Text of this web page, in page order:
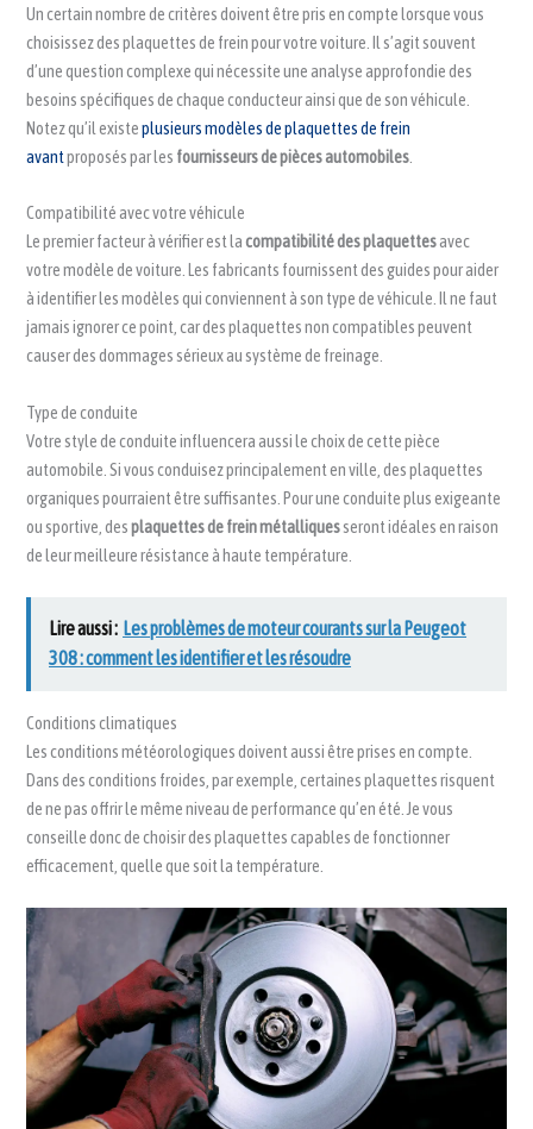
Un certain nombre de critères doivent être pris en compte lorsque vous
choisissez des plaquettes de frein pour votre voiture. Il s’agit souvent
d’une question complexe qui nécessite une analyse approfondie des
besoins spécifiques de chaque conducteur ainsi que de son véhicule.
Notez qu’il existeplusieurs modèles de plaquettes de frein
avantproposés par les fournisseurs de pièces automobiles
Compatibilité avec votre véhicule
Le premier facteur à vérifier est lacompatibilité des plaquettesavec
votre modèle de voiture. Les fabricants fournissent des guides pour aider
à identifier les modèles qui conviennent à son type de véhicule. Il ne faut
jamais ignorer ce point, car des plaquettes non compatibles peuvent
causer des dommages sérieux au système de freinage.
Type de conduite
Votre style de conduite influencera aussi le choix de cette pièce
automobile. Si vous conduisez principalement en ville, des plaquettes
organiques pourraient être suffisantes. Pour une conduite plus exigeante
ou sportive, desplaquettes de frein métalliquesseront idéales en raison
de leur meilleure résistance à haute température.
Lire aussi : Les problèmes de moteur courants sur la Peugeot
308 : comment les identifier et les résoudre
Conditions climatiques
Les conditions météorologiques doivent aussi être prises en compte.
Dans des conditions froides, par exemple, certaines plaquettes risquent
de ne pas offrir le même niveau de performance qu’en été. Je vous
conseille donc de choisir des plaquettes capables de fonctionner
efficacement, quelle que soit la température.